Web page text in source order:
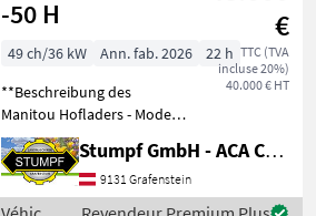
techniques
de
stockage
Manitou
-50 H
€
TTC (TVA
incluse 20%)
40.000 € HT
49 ch/36 kW Ann. fab. 2026
22 h
**Beschreibung des
Manitou Hofladers - Modell
Essential** Der Manitou
Hoflader Modell Essential
aus dem Baujahr 2026 ist
ein leistungsstarkes und
Stumpf GmbH - ACA Center Stumpf
9131 Grafenstein